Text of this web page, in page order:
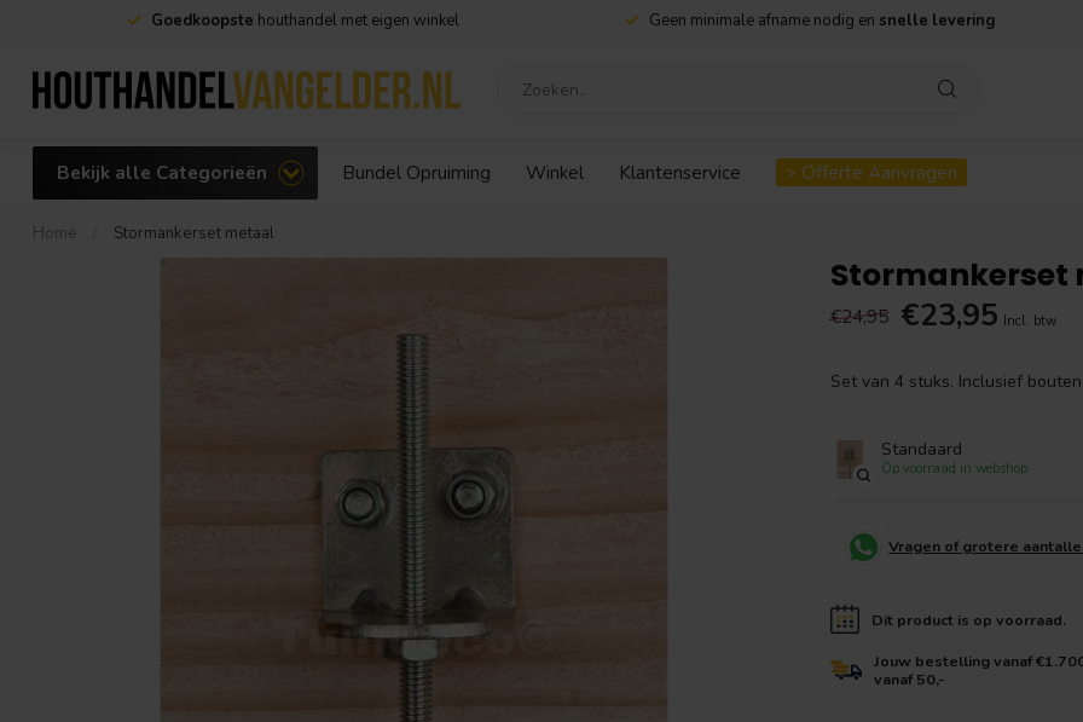
Goedkoopste houthandel met eigen winkel Geen minimale afname nodig en snelle levering
Bekijk alle Categorieën Bundel Opruiming Winkel Klantenservice > Offerte Aanvragen
Home Stormankerset metaal
Stormankerset
€24,95 €23,95 Incl. btw
Set van 4 stuks. Inclusief bouten.
Standaard
Op voorraad in webshop
Vragen of grotere
Dit product is op voorraad.
Jouw bestelling vanaf
vanaf 50,-